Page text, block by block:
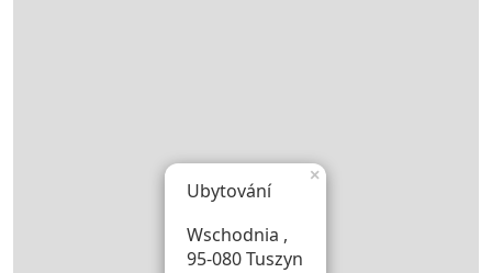
Ubytování
Wschodnia ,
95-080 Tuszyn
×